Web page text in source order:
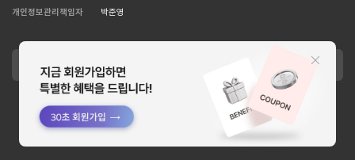
개인정보관리책임자
박준영
APPLE STORE
Copyright MCORSET INC. All Right Reserved. designed by